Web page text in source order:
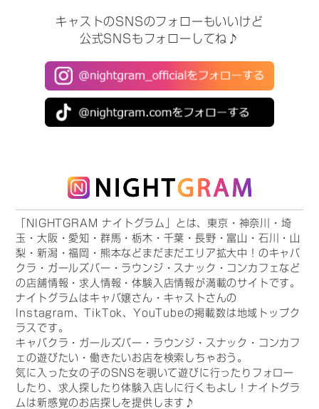
キャストのSNSのフォローもいいけど
公式SNSもフォローしてね♪
「NIGHTGRAM ナイトグラム」とは、東京・神奈川・埼
玉・大阪・愛知・群馬・栃木・千葉・長野・富山・石川・山
梨・新潟・福岡・熊本などまだまだエリア拡大中！のキャバ
クラ・ガールズバー・ラウンジ・スナック・コンカフェなど
の店舗情報・求人情報・体験入店情報が満載のサイトです。
ナイトグラムはキャバ嬢さん・キャストさんの
Instagram、TikTok、YouTubeの掲載数は地域トップク
ラスです。
キャバクラ・ガールズバー・ラウンジ・スナック・コンカフ
ェの遊びたい・働きたいお店を検索しちゃおう。
気に入った女の子のSNSを覗いて遊びに行ったりフォロー
したり、求人探したり体験入店しに行くもよし！ナイトグラ
ムは新感覚のお店探しを提供します♪